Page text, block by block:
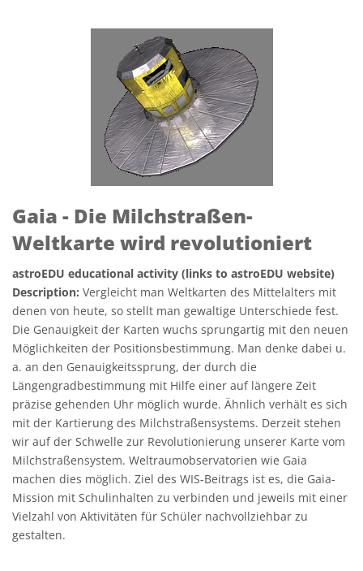
Gaia - Die Milchstraßen-
Weltkarte wird revolutioniert
astroEDU educational activity (links to astroEDU website)
Description: Vergleicht man Weltkarten des Mittelalters mit
denen von heute, so stellt man gewaltige Unterschiede fest.
Die Genauigkeit der Karten wuchs sprungartig mit den neuen
Möglichkeiten der Positionsbestimmung. Man denke dabei u.
a. an den Genauigkeitssprung, der durch die
Längengradbestimmung mit Hilfe einer auf längere Zeit
präzise gehenden Uhr möglich wurde. Ähnlich verhält es sich
mit der Kartierung des Milchstraßensystems. Derzeit stehen
wir auf der Schwelle zur Revolutionierung unserer Karte vom
Milchstraßensystem. Weltraumobservatorien wie Gaia
machen dies möglich. Ziel des WIS-Beitrags ist es, die Gaia-
Mission mit Schulinhalten zu verbinden und jeweils mit einer
Vielzahl von Aktivitäten für Schüler nachvollziehbar zu
gestalten.